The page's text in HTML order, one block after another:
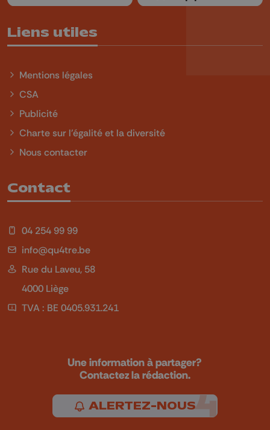
Liens utiles
Mentions légales
CSA
Publicité
Charte sur l'égalité et la diversité
Nous contacter
Contact
04 254 99 99
info@qu4tre.be
Rue du Laveu, 58
4000 Liège
TVA : BE 0405.931.241
Une information à partager?
Contactez la rédaction.
ALERTEZ-NOUS